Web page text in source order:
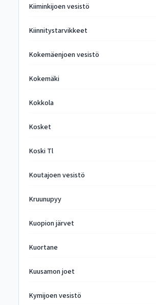
Kiiminkijoen vesistö
Kiinnitystarvikkeet
Kokemäenjoen vesistö
Kokemäki
Kokkola
Kosket
Koski Tl
Koutajoen vesistö
Kruunupyy
Kuopion järvet
Kuortane
Kuusamon joet
Kymijoen vesistö